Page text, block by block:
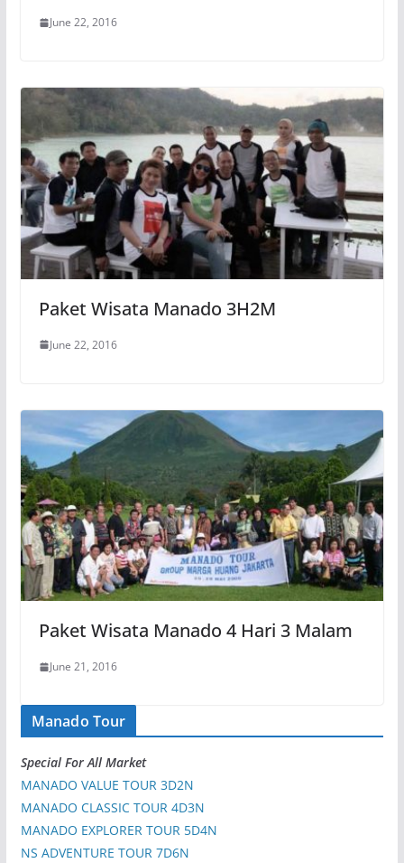
June 22, 2016
Paket Wisata Manado 3H2M
June 22, 2016
Paket Wisata Manado 4 Hari 3 Malam
June 21, 2016
Manado Tour
Special For All Market
MANADO VALUE TOUR 3D2N
MANADO CLASSIC TOUR 4D3N
MANADO EXPLORER TOUR 5D4N
NS ADVENTURE TOUR 7D6N